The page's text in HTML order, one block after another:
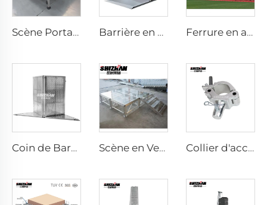
Scène Portative en Aluminium Barrière en aluminium Ferrure en acier
Coin de Barrière en Aluminium Scène en Verre Collier d'accouplement